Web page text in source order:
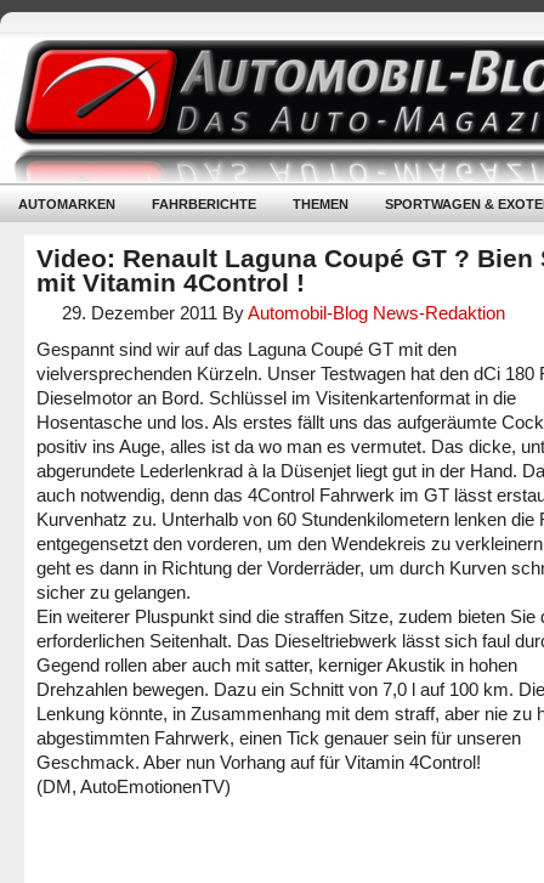
AUTOMARKEN FAHRBERICHTE THEMEN SPORTWAGEN &
Video: Renault Laguna Coupé GT ? Bien
mit Vitamin 4Control !
29. Dezember 2011 ByAutomobil-Blog News-Redaktion
Gespannt sind wir auf das Laguna Coupé GT mit den
vielversprechenden Kürzeln. Unser Testwagen hat den dCi 180
Dieselmotor an Bord. Schlüssel im Visitenkartenformat in die
Hosentasche und los. Als erstes fällt uns das aufgeräumte
positiv ins Auge, alles ist da wo man es vermutet. Das dicke,
abgerundete Lederlenkrad à la Düsenjet liegt gut in der Hand.
auch notwendig, denn das 4Control Fahrwerk im GT lässt
Kurvenhatz zu. Unterhalb von 60 Stundenkilometern lenken die
entgegensetzt den vorderen, um den Wendekreis zu
geht es dann in Richtung der Vorderräder, um durch Kurven
sicher zu gelangen.
Ein weiterer Pluspunkt sind die straffen Sitze, zudem bieten Sie
erforderlichen Seitenhalt. Das Dieseltriebwerk lässt sich faul
Gegend rollen aber auch mit satter, kerniger Akustik in hohen
Drehzahlen bewegen. Dazu ein Schnitt von 7,0 l auf 100 km. Die
Lenkung könnte, in Zusammenhang mit dem straff, aber nie zu
abgestimmten Fahrwerk, einen Tick genauer sein für unseren
Geschmack. Aber nun Vorhang auf für Vitamin 4Control!
(DM, AutoEmotionenTV)